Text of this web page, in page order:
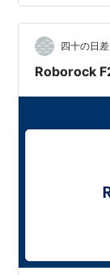
四十の日
Roborock